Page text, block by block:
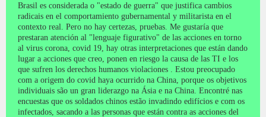
Brasil es considerada o "estado de guerra" que justifica cambios
radicais en el comportamiento gubernamental y militarista en el
contexto real.
Pero no hay certezas, pruebas. Me gustaría que
prestaran atención al "lenguaje figurativo" de las acciones en torno
al virus corona, covid 19, hay otras interpretaciones que están dando
lugar a acciones que creo, ponen en riesgo la causa de las TI e los
que sufren los derechos humanos violaciones .
Estou preocupado
com a origem do covid haya ocurrido na China, porque os objetivos
individuais são un gran liderazgo na Ásia e na China. Encontré nas
encuestas que os soldados chinos estão invadindo edifícios e com os
infectados, sacando a las personas que están contra as acciones del